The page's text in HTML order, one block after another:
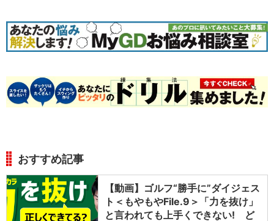
おすすめ記事
【動画】ゴルフ“勝手に”ダイジェス
ト＜もやもやFile.9＞「力を抜け」
と言われても上手くできない! ど